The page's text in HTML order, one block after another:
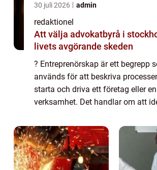
30 juli 2026 admin
redaktionel
Att välja advokatbyrå i
livets avgörande skeden
? Entreprenörskap är ett begrepp
används för att beskriva
starta och driva ett företag eller en
verksamhet. Det handlar om att
för att skapa nya produkter,